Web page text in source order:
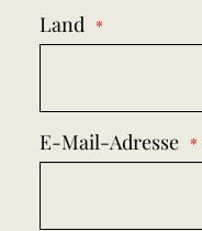
Land
E-Mail-Adresse